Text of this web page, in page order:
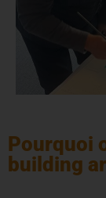
Pourquoi
building